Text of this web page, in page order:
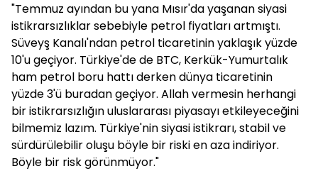
"Temmuz ayından bu yana Mısır'da yaşanan siyasi
istikrarsızlıklar sebebiyle petrol fiyatları artmıştı.
Süveyş Kanalı'ndan petrol ticaretinin yaklaşık yüzde
10'u geçiyor. Türkiye'de de BTC, Kerkük-Yumurtalık
ham petrol boru hattı derken dünya ticaretinin
yüzde 3'ü buradan geçiyor. Allah vermesin herhangi
bir istikrarsızlığın uluslararası piyasayı etkileyeceğini
bilmemiz lazım. Türkiye'nin siyasi istikrarı, stabil ve
sürdürülebilir oluşu böyle bir riski en aza indiriyor.
Böyle bir risk görünmüyor."